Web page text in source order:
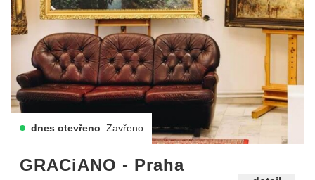
dnes otevřeno Zavřeno
GRACiANO - Praha